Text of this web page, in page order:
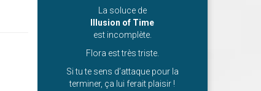
La soluce de
Illusion of Time
est incomplète.
Flora est très triste.
Si tu te sens d’attaque pour la
terminer, ça lui ferait plaisir !